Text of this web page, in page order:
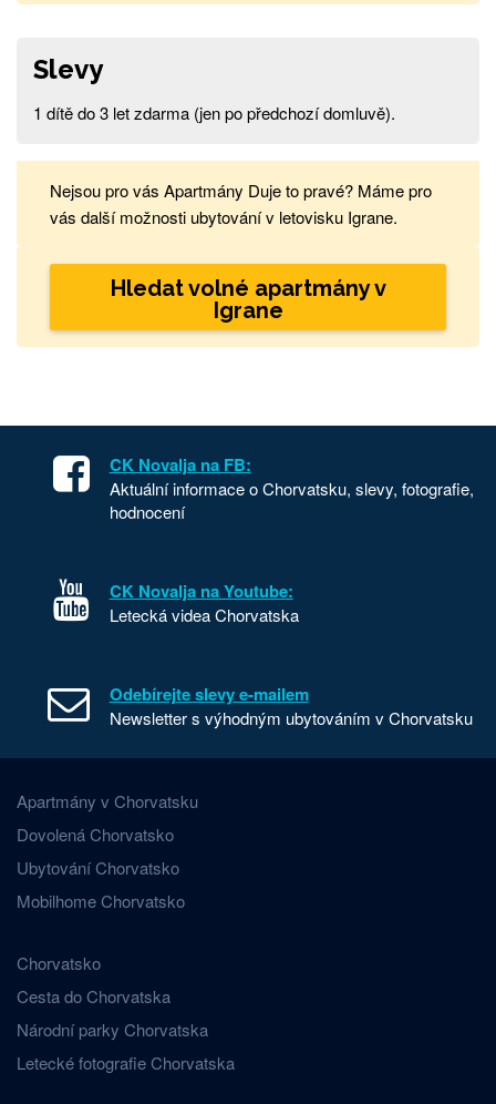
Slevy
1 dítě do 3 let zdarma (jen po předchozí domluvě).
Nejsou pro vás Apartmány Duje to pravé? Máme pro
vás další možnosti ubytování v letovisku Igrane.
Hledat volné apartmány v
Igrane
CK Novalja na FB:
Aktuální informace o Chorvatsku, slevy, fotografie,
hodnocení
CK Novalja na Youtube:
Letecká videa Chorvatska
Odebírejte slevy e-mailem
Newsletter s výhodným ubytováním v Chorvatsku
Apartmány v Chorvatsku
Dovolená Chorvatsko
Ubytování Chorvatsko
Mobilhome Chorvatsko
Chorvatsko
Cesta do Chorvatska
Národní parky Chorvatska
Letecké fotografie Chorvatska